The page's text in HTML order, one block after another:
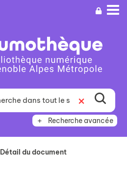
Recherche avancée
Détail du document